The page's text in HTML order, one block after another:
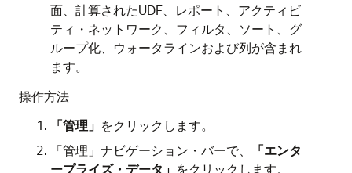
面、計算されたUDF、レポート、アクティビ
ティ・ネットワーク、フィルタ、ソート、グ
ループ化、ウォータラインおよび列が含まれ
ます。
操作方法
「管理」 をクリックします。
「管理」ナビゲーション・バーで、
「エンタ
ープライズ・データ」 をクリックします。